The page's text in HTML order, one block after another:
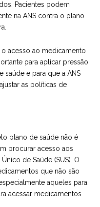
Pacientes podem
na ANS contra o plano
acesso ao medicamento
para aplicar pressão
saúde e para que a ANS
as políticas de
plano de saúde não é
procurar acesso aos
de Saúde (SUS). O
que não são
aqueles para
acessar medicamentos